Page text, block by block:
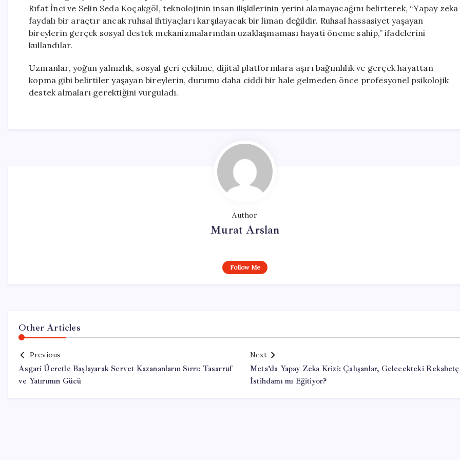
Rıfat İnci ve Selin Seda Koçakgöl, teknolojinin insan ilişkilerinin yerini alamayacağını belirterek, “Yapay zeka
faydalı bir araçtır ancak ruhsal ihtiyaçları karşılayacak bir liman değildir. Ruhsal hassasiyet yaşayan
bireylerin gerçek sosyal destek mekanizmalarından uzaklaşmaması hayati öneme sahip,” ifadelerini
kullandılar.
Uzmanlar, yoğun yalnızlık, sosyal geri çekilme, dijital platformlara aşırı bağımlılık ve gerçek hayattan
kopma gibi belirtiler yaşayan bireylerin, durumu daha ciddi bir hale gelmeden önce profesyonel psikolojik
destek almaları gerektiğini vurguladı.
Author
Murat Arslan
Follow Me
Other Articles
Previous
Asgari Ücretle Başlayarak Servet Kazananların Sırrı: Tasarruf
ve Yatırımın Gücü
Next
Meta’da Yapay Zeka Krizi: Çalışanlar, Gelecekteki
İstihdamı mı Eğitiyor?